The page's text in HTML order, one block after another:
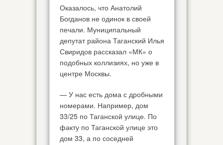
Оказалось, что Анатолий
Богданов не одинок в своей
печали. Муниципальный
депутат района Таганский Илья
Свиридов рассказал «МК» о
подобных коллизиях, но уже в
центре Москвы.
— У нас есть дома с дробными
номерами. Например, дом
33/25 по Таганской улице. По
факту по Таганской улице это
дом 33, а по соседней